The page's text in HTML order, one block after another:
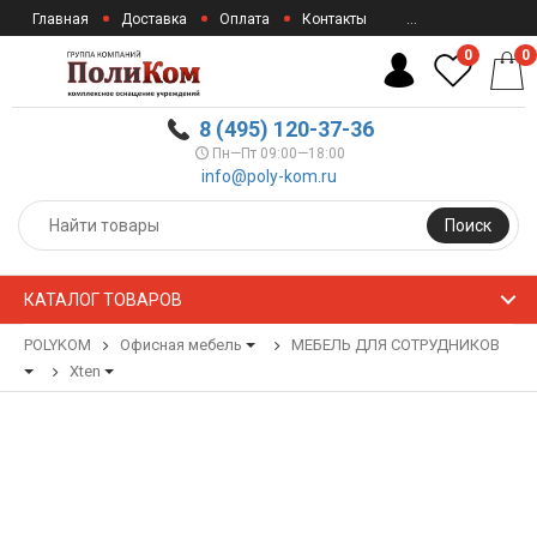
Главная Доставка Оплата Контакты ...
8 (495) 120-37-36
Пн—Пт 09:00—18:00
info@poly-kom.ru
Поиск
0 0
КАТАЛОГ ТОВАРОВ
POLYKOM Офисная мебель
МЕБЕЛЬ ДЛЯ СОТРУДНИКОВ
Xten